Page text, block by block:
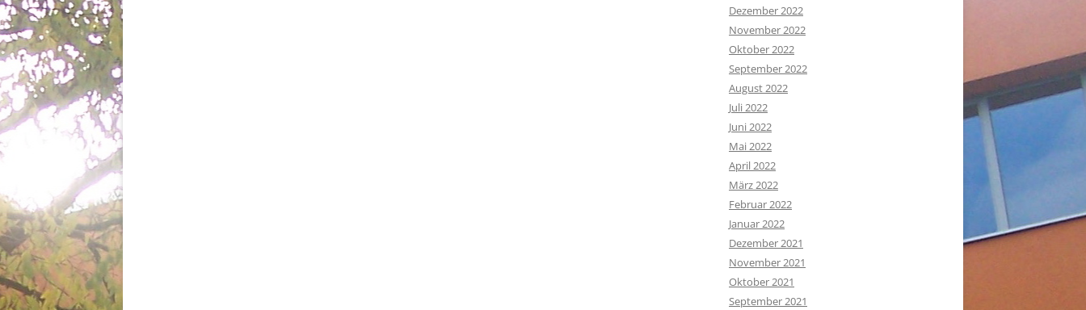
Dezember 2022
November 2022
Oktober 2022
September 2022
August 2022
Juli 2022
Juni 2022
Mai 2022
April 2022
März 2022
Februar 2022
Januar 2022
Dezember 2021
November 2021
Oktober 2021
September 2021